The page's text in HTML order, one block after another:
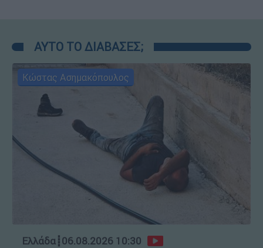
ΑΥΤΟ ΤΟ ΔΙΑΒΑΣΕΣ;
Κώστας Ασημακόπουλος
Ελλάδα┋06.08.2026 10:30